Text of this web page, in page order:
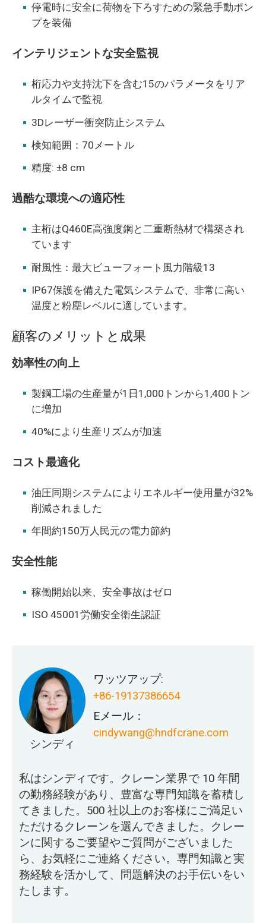
停電時に安全に荷物を下ろすための緊急手動ポン
プを装備
インテリジェントな安全監視
桁応力や支持沈下を含む15のパラメータをリア
ルタイムで監視
3Dレーザー衝突防止システム
検知範囲：70メートル
精度: ±8 cm
過酷な環境への適応性
主桁はQ460E高強度鋼と二重断熱材で構築され
ています
耐風性：最大ビューフォート風力階級13
IP67保護を備えた電気システムで、非常に高い
温度と粉塵レベルに適しています。
顧客のメリットと成果
効率性の向上
製鋼工場の生産量が1日1,000トンから1,400トン
に増加
40%により生産リズムが加速
コスト最適化
油圧同期システムによりエネルギー使用量が32%
削減されました
年間約150万人民元の電力節約
安全性能
稼働開始以来、安全事故はゼロ
ISO 45001労働安全衛生認証
シンディ
ワッツアップ:
+86-19137386654
Eメール：
cindywang@hndfcrane.com
私はシンディです。クレーン業界で 10 年間
の勤務経験があり、豊富な専門知識を蓄積し
てきました。500 社以上のお客様にご満足い
ただけるクレーンを選んできました。クレー
ンに関するご要望やご質問がございました
ら、お気軽にご連絡ください。専門知識と実
務経験を活かして、問題解決のお手伝いをい
たします。